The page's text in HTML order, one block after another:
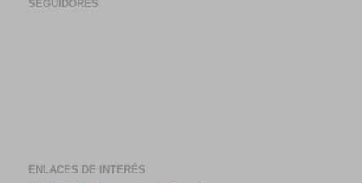
SEGUIDORES
ENLACES DE INTERÉS